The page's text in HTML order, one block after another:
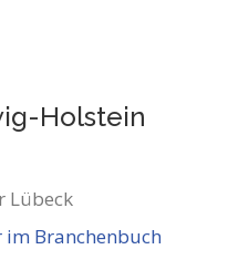
Holstein
Lübeck
Branchenbuch